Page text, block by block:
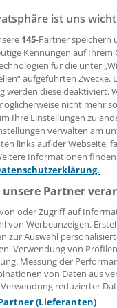
Leserin,
Beitrag
Jetzt anmelden »
vergessen?
Problem beim
des
Analysen,
Interviews und
auf alle
ist uns
145-Partner speichern
Kennungen auf Ihrem
für die unter
aufgeführten
werden diese deaktiviert.
nicht mehr
Ihre Einstellungen zu
verwalten am
links auf der Webseite,
Informationen
Partner
oder Zugriff auf
von Werbeanzeigen.
zur Auswahl
Verwendung von
Messung der
von Daten aus
reduzierter
(Lieferanten)